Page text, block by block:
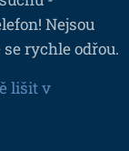
Nejsou
rychle odřou.
lišit v